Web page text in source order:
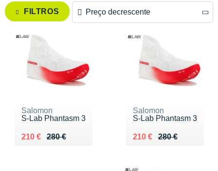
FILTROS Preço decrescente
Salomon
S-Lab Phantasm 3
280 €
Au lieu de 280 €
210 €
Vendu 210 €
Salomon
S-Lab Phantasm 3
280 €
Au lieu de 280 €
210 €
Vendu 210 €